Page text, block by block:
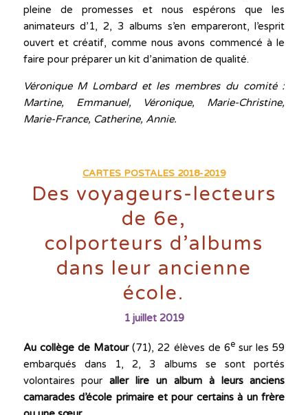
pleine de promesses et nous espérons que les
animateurs d’1, 2, 3 albums s’en empareront, l’esprit
ouvert et créatif, comme nous avons commencé à le
faire pour préparer un kit d’animation de qualité.
Véronique M Lombard et les membres du comité :
Martine, Emmanuel, Véronique, Marie-Christine,
Marie-France, Catherine, Annie.
CARTES POSTALES 2018-2019
Des voyageurs-lecteurs
de 6e,
colporteurs d’albums
dans leur ancienne
école.
1 juillet 2019
Au collège de Matour (71), 22 élèves de 6esur les 59
embarqués dans 1, 2, 3 albums se sont portés
volontaires pouraller lire un album à leurs anciens
camarades d’école primaire et pour certains à un frère